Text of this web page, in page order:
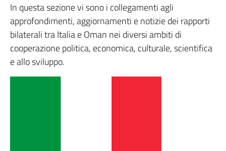
In questa sezione vi sono i collegamenti agli
approfondimenti, aggiornamenti e notizie dei rapporti
bilaterali tra Italia e Oman nei diversi ambiti di
cooperazione politica, economica, culturale, scientifica
e allo sviluppo.